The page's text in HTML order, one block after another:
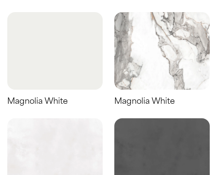
Magnolia White Magnolia White